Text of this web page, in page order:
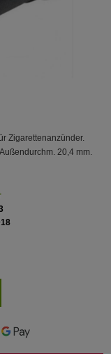
Zigarettenanzünder.
20,4 mm.